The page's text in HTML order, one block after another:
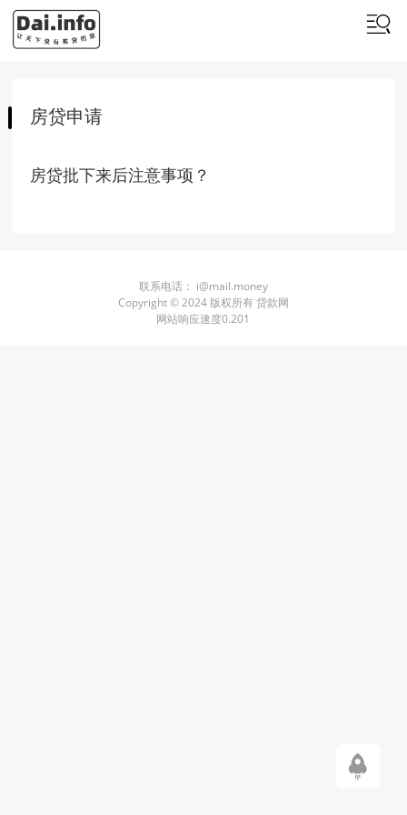
房贷申请
房贷批下来后注意事项？
联系电话： i@mail.money
Copyright © 2024 版权所有 贷款网
网站响应速度0.201